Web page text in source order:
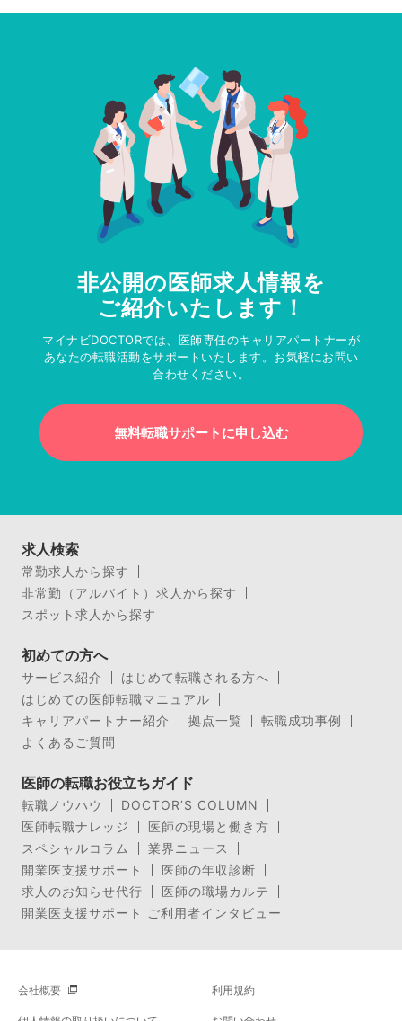
非公開の医師求人情報を
ご紹介いたします！
マイナビDOCTORでは、医師専任のキャリアパートナーが
あなたの転職活動をサポートいたします。お気軽にお問い
合わせください。
無料転職サポートに申し込む
求人検索
常勤求人から探す
非常勤（アルバイト）求人から探す
スポット求人から探す
初めての方へ
サービス紹介
はじめて転職される方へ
はじめての医師転職マニュアル
キャリアパートナー紹介
拠点一覧
転職成功事例
よくあるご質問
医師の転職お役立ちガイド
転職ノウハウ
DOCTOR’S COLUMN
医師転職ナレッジ
医師の現場と働き方
スペシャルコラム
業界ニュース
開業医支援サポート
医師の年収診断
求人のお知らせ代行
医師の職場カルテ
開業医支援サポート ご利用者インタビュー
会社概要 利用規約